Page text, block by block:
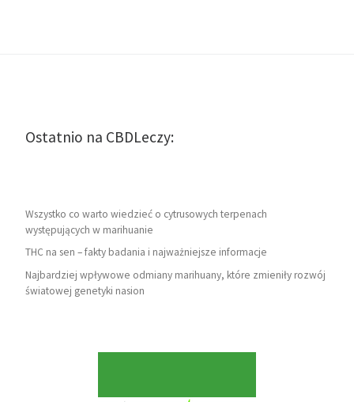
Ostatnio na CBDLeczy:
Wszystko co warto wiedzieć o cytrusowych terpenach
występujących w marihuanie
THC na sen – fakty badania i najważniejsze informacje
Najbardziej wpływowe odmiany marihuany, które zmieniły rozwój
światowej genetyki nasion